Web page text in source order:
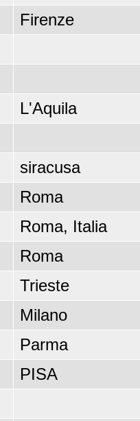
Firenze
L'Aquila
siracusa
Roma
Roma, Italia
Roma
Trieste
Milano
Parma
PISA